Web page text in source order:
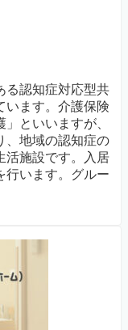
る認知症対応型共
います。介護保険
といいますが、
、地域の認知症の
活施設です。入居
行います。グルー